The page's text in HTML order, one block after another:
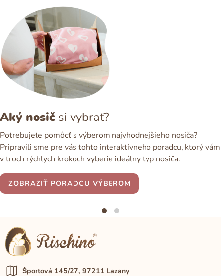
Aký nosič si vybrať?
Potrebujete pomôcť s výberom najvhodnejšieho nosiča?
Pripravili sme pre vás tohto interaktívneho poradcu, ktorý vám
v troch rýchlych krokoch vyberie ideálny typ nosiča.
ZOBRAZIŤ PORADCU VÝBEROM
Športová 145/27, 97211 Lazany